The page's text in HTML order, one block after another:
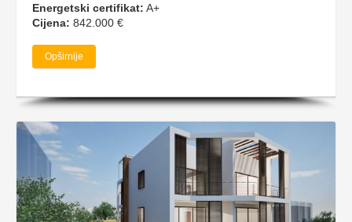
Energetski certifikat: A+
Cijena: 842.000 €
Opširnije